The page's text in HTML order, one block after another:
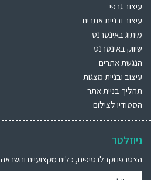
עיצוב גרפי
עיצוב ובניית אתרים
מיתוג באינטרנט
שיווק באינטרנט
הנגשת אתרים
עיצוב ובניית מצגות
תהליך בניית אתר
הסטודיו לצילום
ניוזלטר
הצטרפו וקבלו טיפים, כלים מקצועיים והשראה